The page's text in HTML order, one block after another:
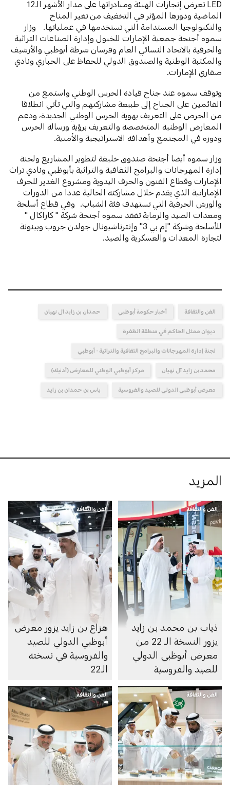
LED تعرض إنجازات الهيئة ومبادراتها على مدار الأشهر الـ12
الماضية ودورها المؤثر في التخفيف من تغير المناخ
والتكنولوجيا المستدامة التي تستخدمها في عملياتها. وزار
سموه أجنحة جمعية الإمارات للخيول وإدارة الصناعات التراثية
والحرفية بالاتحاد النسائي العام وفرسان شرطة أبوظبي والأرشيف
والمكتبة الوطنية والصندوق الدولي للحفاظ على الحباري ونادي
صقاري الإمارات.
وتوقف سموه عند جناح قيادة الحرس الوطني واستمع من
القائمين على الجناح إلى طبيعة مشاركتهم والتي تأتي انطلاقا
من الحرص على التعريف بهوية الحرس الوطني الجديدة، ودعم
المعارض الوطنية المتخصصة والتعريف برؤية ورسالة الحرس
ودوره في المجتمع وأهدافه الاستراتيجية والأمنية.
وزار سموه أيضا أجنحة صندوق خليفة لتطوير المشاريع ولجنة
إدارة المهرجانات والبرامج الثقافية والتراثية بأبوظبي ونادي تراث
الإمارات وقطاع الفنون والحرف اليدوية ومشروع الغدير للحرف
الإماراتية الذي يقدم خلال مشاركته الحالية عددا من الدورات
والورش الحرفية التي تستهدف فئة الشباب. وفي قطاع أسلحة
ومعدات الصيد والرماية تفقد سموه أجنحة شركة " كاراكال "
للأسلحة وشركة "إم بي 3" وإنترناشيونال جولدن جروب وبينونة
لتجارة المعدات والعسكرية والصيد.
الفن والثقافة أخبار حكومة أبوظبي حمدان بن زايد آل نهيان
ديوان ممثل الحاكم في منطقة الظفرة
لجنة إدارة المهرجانات والبرامج الثقافية والتراثية - أبوظبي
محمد بن زايد آل نهيان مركز أبوظبي الوطني للمعارض (أدنيك)
معرض أبوظبي الدولي للصيد والفروسية ياس بن حمدان بن زايد
المزيد
الفن والثقافة
ذياب بن محمد بن زايد
يزور النسخة الـ 22 من
معرض أبوظبي الدولي
للصيد والفروسية
الفن والثقافة
هزاع بن زايد يزور معرض
أبوظبي الدولي للصيد
والفروسية في نسخته
الـ22
الفن والثقافة الفن والثقافة